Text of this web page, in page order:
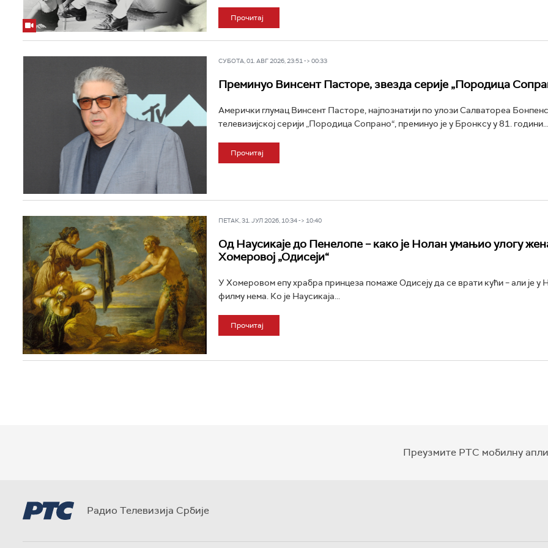
Прочитај
СУБОТА, 01. АВГ 2026, 23:51 -> 00:33
Преминуо Винсент Пасторе, звезда серије „Породица
Амерички глумац Винсент Пасторе, најпознатији по улози Салватореа
телевизијској серији „Породица Сопрано“, преминуо је у Бронксу у 81. години...
Прочитај
ПЕТАК, 31. ЈУЛ 2026, 10:34 -> 10:40
Од Наусикаје до Пенелопе – како је Нолан умањио улогу
Хомеровој „Одисеји“
У Хомеровом епу храбра принцеза помаже Одисеју да се врати кући – али је у
филму нема. Ко је Наусикаја...
Прочитај
Преузмите РТС мобилну
Радио Телевизија Србије